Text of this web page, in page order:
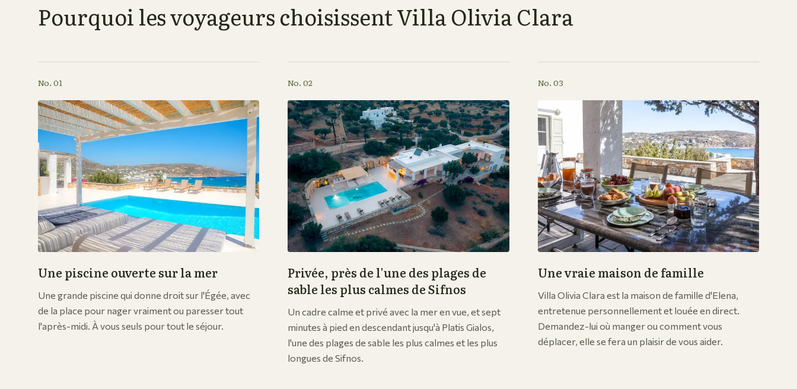
Pourquoi les voyageurs choisissent Villa Olivia Clara
No. 01
Une piscine ouverte sur la mer
Une grande piscine qui donne droit sur l'Égée, avec
de la place pour nager vraiment ou paresser tout
l'après-midi. À vous seuls pour tout le séjour.
No. 02
Privée, près de l'une des plages de
sable les plus calmes de Sifnos
Un cadre calme et privé avec la mer en vue, et sept
minutes à pied en descendant jusqu'à Platis Gialos,
l'une des plages de sable les plus calmes et les plus
longues de Sifnos.
No. 03
Une vraie maison de famille
Villa Olivia Clara est la maison de famille d'Elena,
entretenue personnellement et louée en direct.
Demandez-lui où manger ou comment vous
déplacer, elle se fera un plaisir de vous aider.